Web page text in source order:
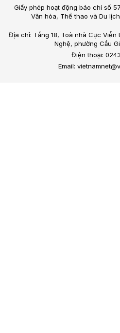
Giấy phép hoạt động báo chí số
Văn hóa, Thể thao và Du
Địa chỉ: Tầng 18, Toà nhà Cục Viễn
Nghệ, phường Cầu
Điện thoại:
Email: